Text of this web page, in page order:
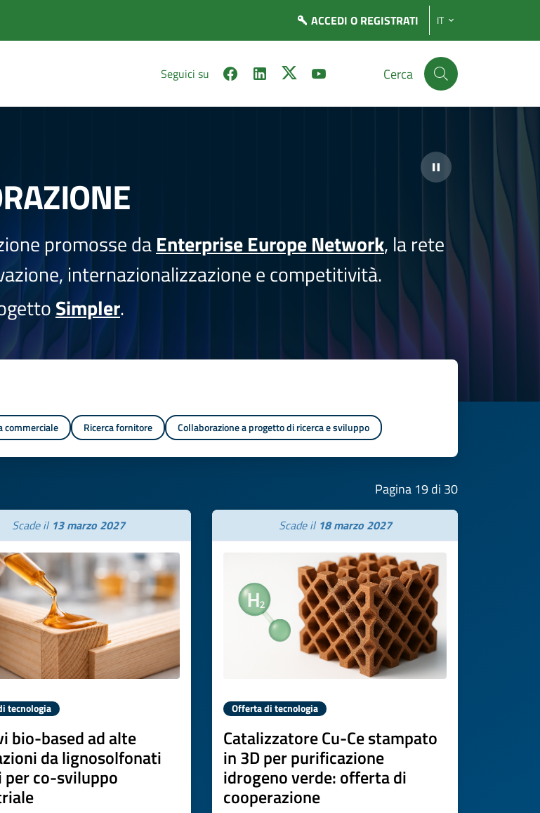
ACCEDI O REGISTRATI IT
Seguici su Cerca
promosse daEnterprise Europe Network, la rete
internazionalizzazione e competitività.
Simpler.
commerciale Ricerca fornitore Collaborazione a progetto di ricerca e sviluppo
Pagina 19 di 30
Scade il 13 marzo 2027
tecnologia
bio-based ad alte
da lignosolfonati
co-sviluppo
Scade il 18 marzo 2027
Offerta di tecnologia
Catalizzatore Cu-Ce stampato
in 3D per purificazione
idrogeno verde: offerta di
cooperazione